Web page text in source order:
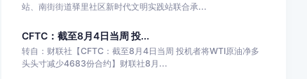
站、南街街道驿里社区新时代文明实践站联合承...
CFTC：截至8月4日当周 投...
转自：财联社【CFTC：截至8月4日当周 投机者将WTI原油净多
头头寸减少4683份合约】财联社8月...